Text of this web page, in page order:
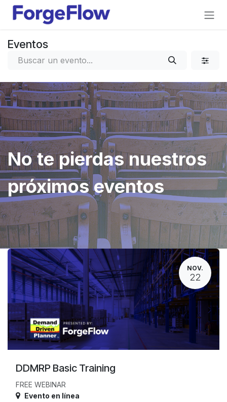
Ir al contenido
Eventos
No te pierdas nuestros
próximos eventos
NOV.
22
DDMRP Basic Training
FREE WEBINAR
Evento en línea